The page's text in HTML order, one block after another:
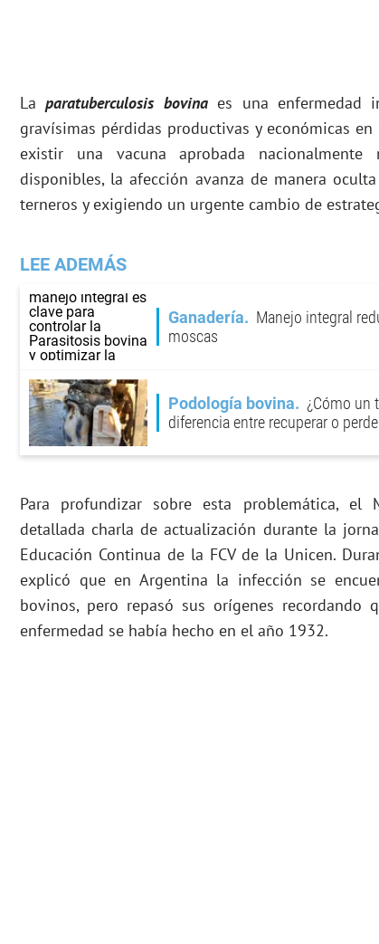
Laparatuberculosis bovinaes una enfermedad
gravísimas pérdidas productivas y económicas
existir una vacuna aprobada nacionalmente
disponibles, la afección avanza de manera
terneros y exigiendo un urgente cambio de
LEE ADEMÁS
Ganadería
Manejo integral
moscas
Podología bovina
¿Cómo un
diferencia entre recuperar o
Para profundizar sobre esta problemática, el
detallada charla de actualización durante la
Educación Continua de la FCV de la Unicen.
explicó que en Argentina la infección se
bovinos, pero repasó sus orígenes recordando
enfermedad se había hecho en el año 1932.